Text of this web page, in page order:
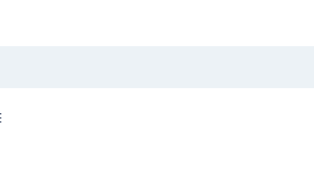
fédéral
01/2018 à 12/2018